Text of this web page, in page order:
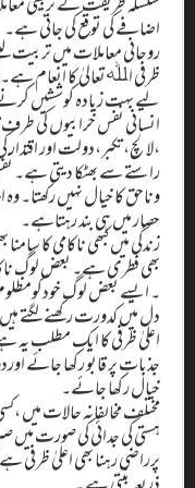
اضافے کی توقع کی جاتی ہے۔
روحانی معاملات میں
ظرفی اﷲتعالیٰ کا انعام
لیے بہت زیادہ کوششیں
انسانی نفس خرابیوں کی
،لالچ، تکبر،دولت اور
راستے سے بھٹکا دیتی
وناحق کا خیال نہیں
حصار میں ہی بند رہتاہے۔
زندگی میں کبھی ناکامی کا
بھی فطری ہے۔ بعض لوگ
۔ ایسے بعض لوگ
دل میں کدورت رکھنے لگتے
اعلیٰ ظرفی کا ایک مطلب یہ
جذبات پر قابو رکھا جائے
خیال رکھا جائے۔
مختلف مخالفانہ حالات میں
ہستی کی جدائی کی صورت میں
پرراضی رہنا بھی اعلیٰ ظرفی